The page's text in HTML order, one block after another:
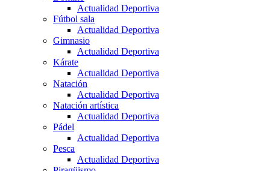
Actualidad Deportiva
Fútbol sala
Actualidad Deportiva
Gimnasio
Actualidad Deportiva
Kárate
Actualidad Deportiva
Natación
Actualidad Deportiva
Natación artística
Actualidad Deportiva
Pádel
Actualidad Deportiva
Pesca
Actualidad Deportiva